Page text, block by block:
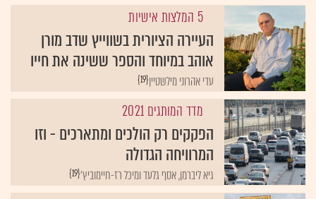
5 המלצות אישיות
העיירה הציורית בשווייץ שדב מורן
אוהב במיוחד והספר ששינה את חייו
{19}עדי אהרוני מילשטיין
מדד המותגים 2021
הפקקים רק הולכים ומתארכים - וזו
המרוויחה הגדולה
{19}גיא ליברמן, אסף גלעד ומיכל רז-חיימוביץ'